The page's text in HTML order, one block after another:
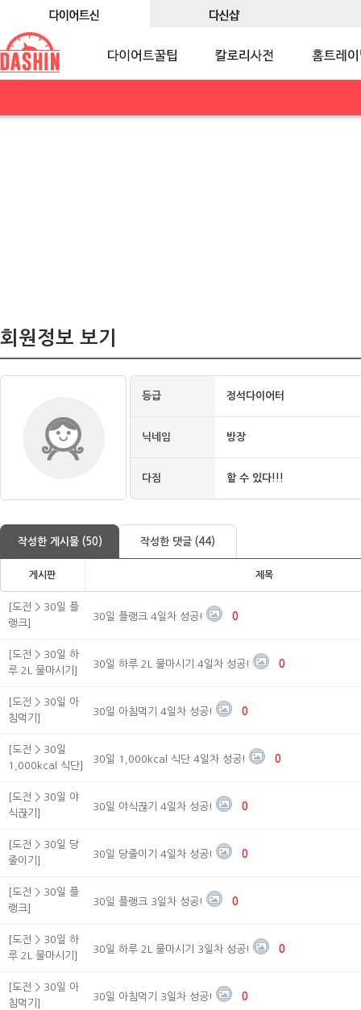
회원정보 보기
등급 정석다이어터
닉네임 방장
다짐 할 수 있다!!!
작성한 게시물 (50) 작성한 댓글 (44)
게시판 제목
[도전 > 30일 플
랭크]
30일 플랭크 4일차 성공! 0
[도전 > 30일 하
루 2L 물마시기]
30일 하루 2L 물마시기 4일차 성공! 0
[도전 > 30일 아
침먹기]
30일 아침먹기 4일차 성공! 0
[도전 > 30일
1,000kcal 식단]
30일 1,000kcal 식단 4일차 성공! 0
[도전 > 30일 야
식끊기]
30일 야식끊기 4일차 성공! 0
[도전 > 30일 당
줄이기]
30일 당줄이기 4일차 성공! 0
[도전 > 30일 플
랭크]
30일 플랭크 3일차 성공! 0
[도전 > 30일 하
루 2L 물마시기]
30일 하루 2L 물마시기 3일차 성공! 0
[도전 > 30일 아
침먹기]
30일 아침먹기 3일차 성공! 0